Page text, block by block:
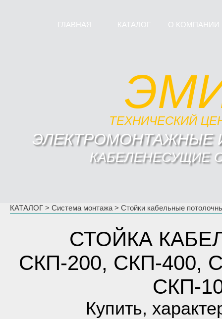
ГЛАВНАЯ КАТАЛОГ О КОМПАНИИ
ЭЛЕКТРОМОНТАЖНЫЕ
КАБЕЛЕНЕСУЩИЕ
ТЕХНИЧЕСКИЙ
КАТАЛОГ > Система монтажа > Стойки кабельные
СТОЙКА
СКП-200, СКП-400,
СКП-
Купить,